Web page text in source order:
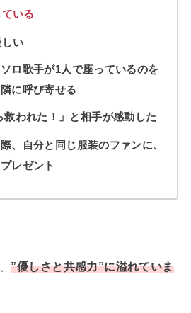
いる
い
ロ歌手が1人で座っているのを
に呼び寄せる
救われた！」と相手が感動した
、自分と同じ服装のファンに、
レゼント
”優しさと共感力”に溢れていま